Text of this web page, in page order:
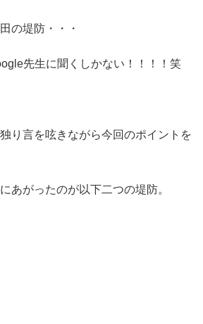
の堤防・・・
先生に聞くしかない！！！！笑
り言を呟きながら今回のポイントを
あがったのが以下二つの堤防。